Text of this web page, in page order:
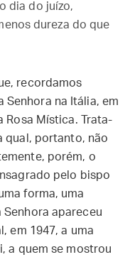
dia do juízo,
dureza do que
recordamos
Senhora na Itália, em
Rosa Mística. Trata-
qual, portanto, não
porém, o
pelo bispo
forma, uma
apareceu
em 1947, a uma
a quem se mostrou